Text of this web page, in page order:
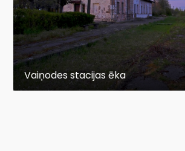
Vaiņodes stacijas ēka